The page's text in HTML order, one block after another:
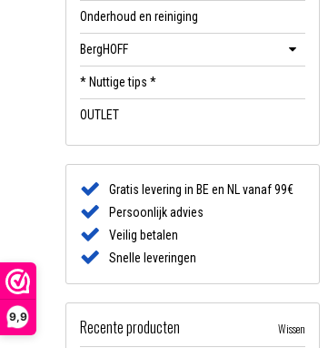
9,9
Onderhoud en reiniging
BergHOFF
* Nuttige tips *
OUTLET
Gratis levering in BE en NL vanaf 99€
Persoonlijk advies
Veilig betalen
Snelle leveringen
Recente producten Wissen